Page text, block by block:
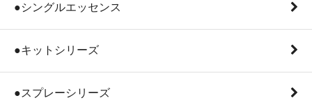
●シングルエッセンス
●キットシリーズ
●スプレーシリーズ